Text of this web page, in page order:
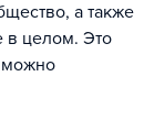
а также
в целом. Это
можно